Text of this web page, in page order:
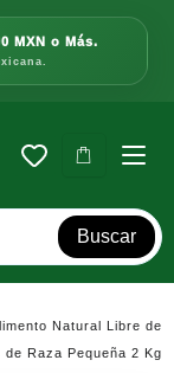
MXN o Más.
Buscar
Natural Libre de
Raza Pequeña 2 Kg